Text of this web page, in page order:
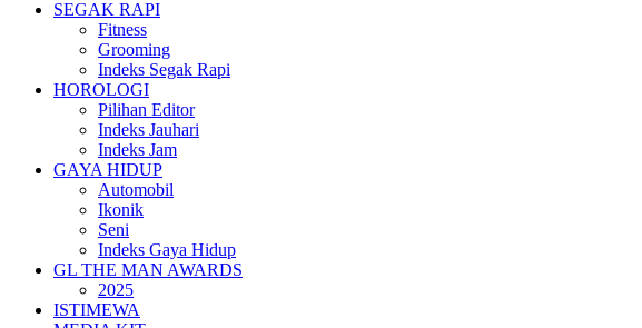
SEGAK RAPI
Fitness
Grooming
Indeks Segak Rapi
HOROLOGI
Pilihan Editor
Indeks Jauhari
Indeks Jam
GAYA HIDUP
Automobil
Ikonik
Seni
Indeks Gaya Hidup
GL THE MAN AWARDS
2025
ISTIMEWA